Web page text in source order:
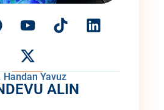
Handan Yavuz
ALIN